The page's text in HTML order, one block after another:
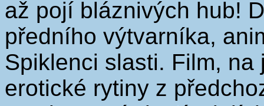
až pojí bláznivých hub!
předního výtvarníka,
Spiklenci slasti. Film,
erotické rytiny z